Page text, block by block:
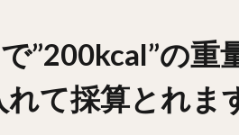
”200kcal”の
て採算とれま